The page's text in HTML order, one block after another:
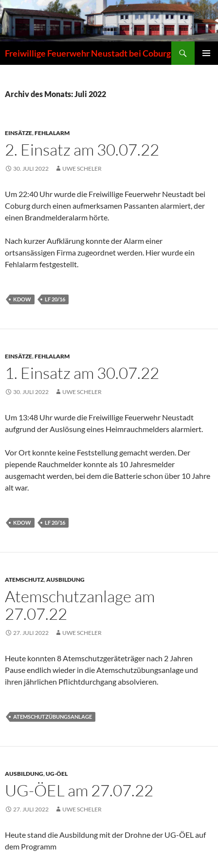
Zum
Inhalt
springen
Freiwillige Feuerwehr Neustadt bei Coburg
Archiv des Monats: Juli 2022
EINSÄTZE,FEHLALARM
2. Einsatz am 30.07.22
30. JULI 2022 UWE SCHELER
Um 22:40 Uhr wurde die Freiwillige Feuerwehr Neustadt bei
Coburg durch einen aufmerksamen Passanten alarmiert, der
einen Brandmelderalarm hörte.
Nach kurzer Aufklärung konnte der Alarm einer
ortsansässigen Firma zugeordnet werden. Hier wurde ein
Fehlalarm festgestellt.
KDOW LF 20/16
EINSÄTZE,FEHLALARM
1. Einsatz am 30.07.22
30. JULI 2022 UWE SCHELER
Um 13:48 Uhr wurde die Freiwillige Feuerwehr Neustadt
aufgrund der Auslösung eines Heimrauchmelders alarmiert.
Vor Ort konnte keine Feststellung gemacht werden. Der
piepende Rauchmelder konnte als 10 Jahresmelder
ausgemacht werden, bei dem die Batterie schon über 10 Jahre
alt war.
KDOW LF 20/16
ATEMSCHUTZ,AUSBILDUNG
Atemschutzanlage am
27.07.22
27. JULI 2022 UWE SCHELER
Heute konnten 8 Atemschutzgeräteträger nach 2 Jahren
Pause endlich wieder in die Atemschutzübungsanlage und
ihren jährlichen Pflichtdurchgang absolvieren.
ATEMSCHUTZÜBUNGSANLAGE
AUSBILDUNG,UG-ÖEL
UG-ÖEL am 27.07.22
27. JULI 2022 UWE SCHELER
Heute stand die Ausbildung mit der Drohne der UG-ÖEL auf
dem Programm